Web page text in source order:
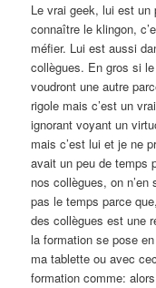
Le vrai geek, lui est un
connaître le klingon,
méfier. Lui est aussi
collègues. En gros si
voudront une autre
rigole mais c’est un
ignorant voyant un
mais c’est lui et je ne
avait un peu de temps
nos collègues, on
pas le temps parce
des collègues est une
la formation se pose
ma tablette ou avec
formation comme: